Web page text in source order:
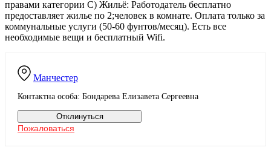
Манчестер
Контактна особа: Бондарева Елизавета Сергеевна
Отклинуться
Пожаловаться
правами категории C) Жильё: Работодатель бесплатно
предоставляет жилье по 2;человек в комнате. Оплата только за
коммунальные услуги (50-60 фунтов/месяц). Есть все
необходимые вещи и бесплатный Wifi.